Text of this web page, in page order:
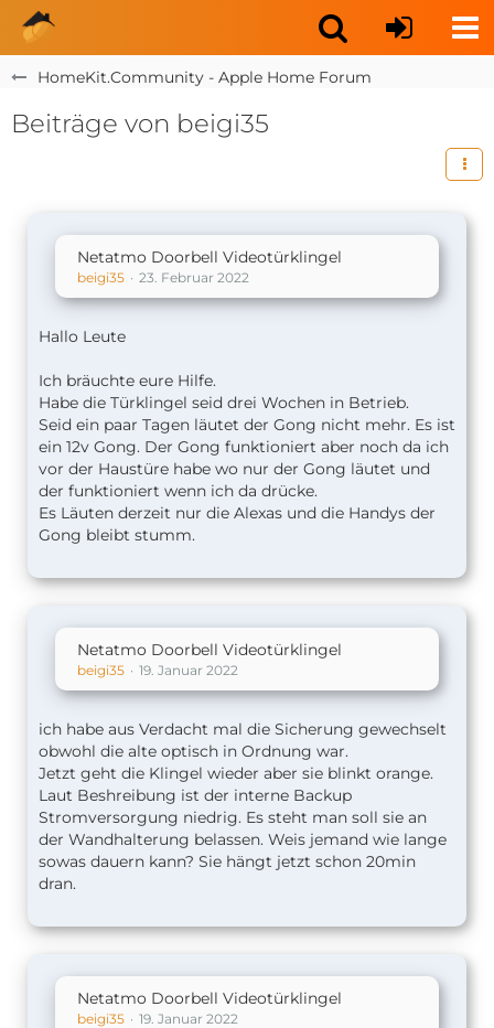
HomeKit.Community - Apple Home Forum
Beiträge von beigi35
Netatmo Doorbell Videotürklingel
beigi35 23. Februar 2022
Hallo Leute
Ich bräuchte eure Hilfe.
Habe die Türklingel seid drei Wochen in Betrieb.
Seid ein paar Tagen läutet der Gong nicht mehr. Es ist
ein 12v Gong. Der Gong funktioniert aber noch da ich
vor der Haustüre habe wo nur der Gong läutet und
der funktioniert wenn ich da drücke.
Es Läuten derzeit nur die Alexas und die Handys der
Gong bleibt stumm.
Netatmo Doorbell Videotürklingel
beigi35 19. Januar 2022
ich habe aus Verdacht mal die Sicherung gewechselt
obwohl die alte optisch in Ordnung war.
Jetzt geht die Klingel wieder aber sie blinkt orange.
Laut Beshreibung ist der interne Backup
Stromversorgung niedrig. Es steht man soll sie an
der Wandhalterung belassen. Weis jemand wie lange
sowas dauern kann? Sie hängt jetzt schon 20min
dran.
Netatmo Doorbell Videotürklingel
beigi35 19. Januar 2022